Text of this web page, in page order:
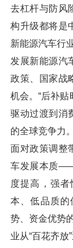
去杠杆与防风
构升级都将是
新能源汽车行
发展新能源汽
政策、国家战
机会。“后补
驱动过渡到消
的全球竞争力。
面对政策调整
车发展本质
度提高，强
本、低品质的
势、资金优势
业从“百花齐放